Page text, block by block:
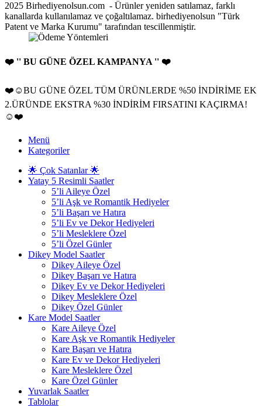
2025 Birhediyenolsun.com - Ürünler yeniden satılamaz, farklı
kanallarda kullanılamaz ve çoğaltılamaz. birhediyenolsun "Türk
Patent ve Marka Kurumu" tarafından tescillenmiştir.
❤️ '' BU GÜNE ÖZEL KAMPANYA '' ❤️
❤️☺️BU GÜNE ÖZEL TÜM ÜRÜNLERDE %50 İNDİRİME EK
2.ÜRÜNDE EKSTRA %30 İNDİRİM FIRSATINI KAÇIRMA!
☺️❤️
Menü
Kategoriler
🌟 Çok Satanlar 🌟
Yatay 5 Resimli Saatler
5’li Aileye Özel
5’li Aşk ve Romantik Hediyeler
5’li Başarı ve Hatıra
5’li Ev ve Dekor Hediyeleri
5’li Mesleklere Özel
5’li Özel Günler
Dikey Model Saatler
Dikey Aileye Özel
Dikey Başarı ve Hatıra
Dikey Ev ve Dekor Hediyeleri
Dikey Mesleklere Özel
Dikey Özel Günler
Kare Model Saatler
Kare Aileye Özel
Kare Aşk ve Romantik Hediyeler
Kare Başarı ve Hatıra
Kare Ev ve Dekor Hediyeleri
Kare Mesleklere Özel
Kare Özel Günler
Yuvarlak Saatler
Tablolar